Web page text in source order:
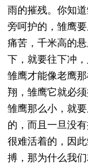
雨的摧残。你知
旁呵护的，雏鹰
痛苦，千米高的
下，就要往下冲
雏鹰才能像老鹰
翔，雏鹰它就必
雏鹰那么小，就
的，而且一旦没
很难活着的，因
搏，那为什么我